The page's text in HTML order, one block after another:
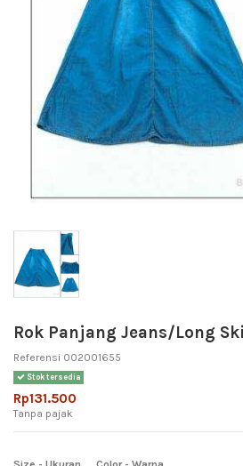
Rok Panjang Jeans/Long
Referensi 002001655
Stok tersedia
Rp131.500
Tanpa pajak